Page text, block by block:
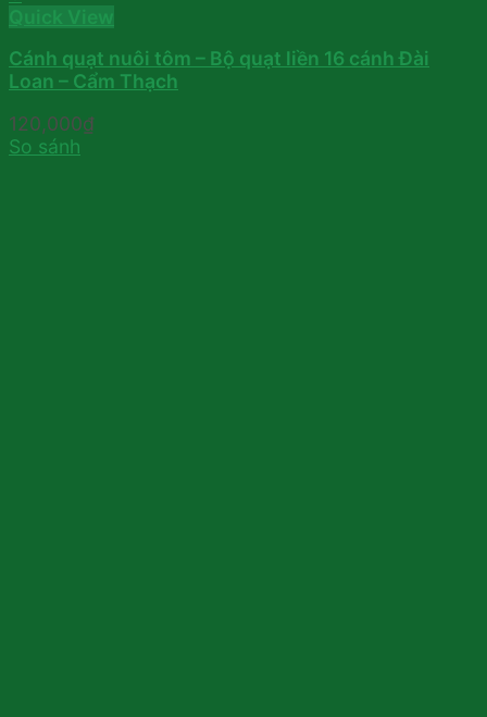
Cánh quạt nuôi tôm – Bộ quạt liền 16 cánh Đài
Loan – Cẩm Thạch
120,000₫
So sánh